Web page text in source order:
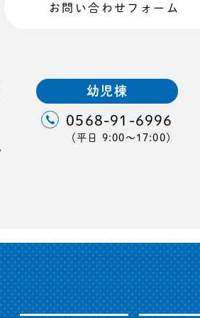
お問い合わせフォーム
幼児棟
0568-91-6996
（平日 9:00〜17:00）